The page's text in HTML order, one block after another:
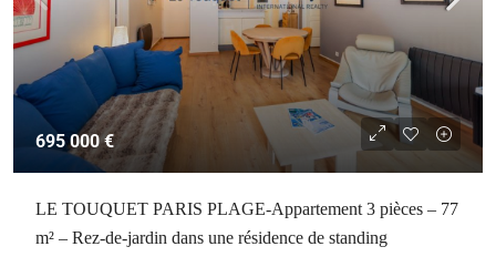
695 000 €
LE TOUQUET PARIS PLAGE-Appartement 3 pièces – 77
m² – Rez-de-jardin dans une résidence de standing